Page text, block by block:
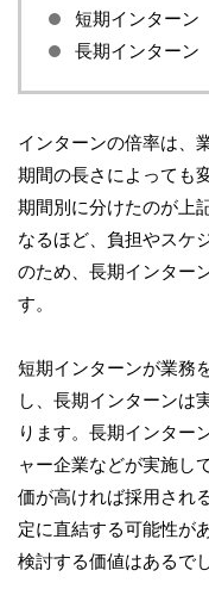
短期インターン
長期インターン
インターンの倍率は、
期間の長さによっても
期間別に分けたのが上
なるほど、負担やスケ
のため、長期インター
す。
短期インターンが業務
し、長期インターンは
ります。長期インター
ャー企業などが実施し
価が高ければ採用され
定に直結する可能性が
検討する価値はあるで